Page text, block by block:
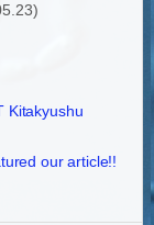
Kitakyushu
our article!!